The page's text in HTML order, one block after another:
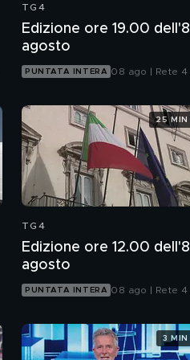
TG4
Edizione ore 19.00 dell'8
agosto
PUNTATA INTERA 08 ago | Rete 4
TG4
Edizione ore 12.00 dell'8
agosto
PUNTATA INTERA 08 ago | Rete 4
25 MIN
3 MIN